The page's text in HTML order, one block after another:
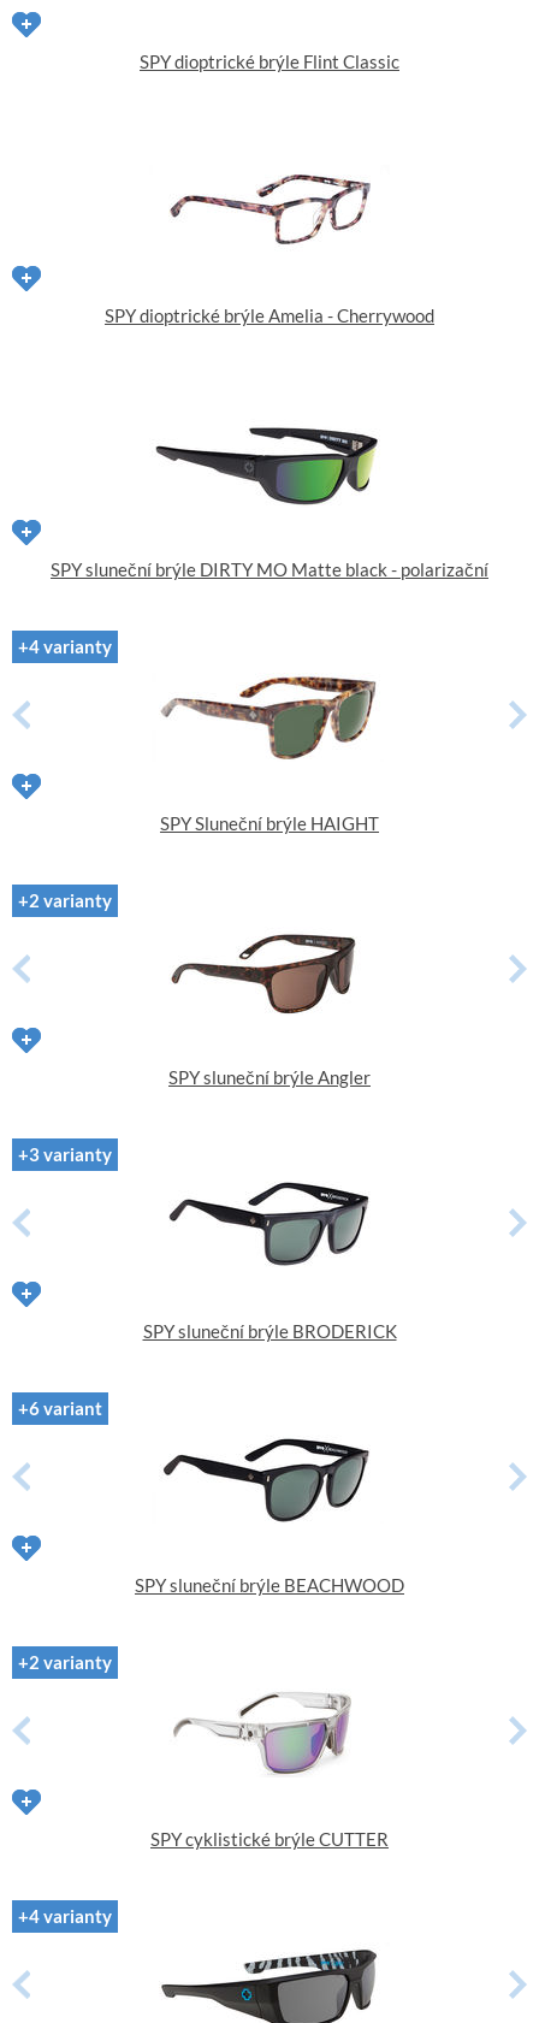
SPY dioptrické brýle Flint Classic
SPY dioptrické brýle Amelia - Cherrywood
SPY sluneční brýle DIRTY MO Matte black - polarizační
+4 varianty
SPY Sluneční brýle HAIGHT
+2 varianty
SPY sluneční brýle Angler
+3 varianty
SPY sluneční brýle BRODERICK
+6 variant
SPY sluneční brýle BEACHWOOD
+2 varianty
SPY cyklistické brýle CUTTER
+4 varianty